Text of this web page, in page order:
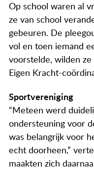
Op school waren al
ze van school
gebeuren. De
vol en toen iemand
voorstelde, wilden ze
Eigen Kracht-
Sportvereniging
“Meteen werd
ondersteuning voor
was belangrijk voor
echt doorheen,”
maakten zich